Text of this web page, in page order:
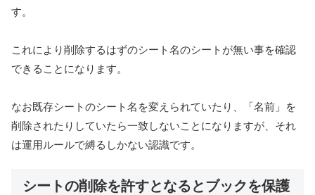
す。
これにより削除するはずのシート名のシートが無い事を確認
できることになります。
なお既存シートのシート名を変えられていたり、「名前」を
削除されたりしていたら一致しないことになりますが、それ
は運用ルールで縛るしかない認識です。
シートの削除を許すとなるとブックを保護